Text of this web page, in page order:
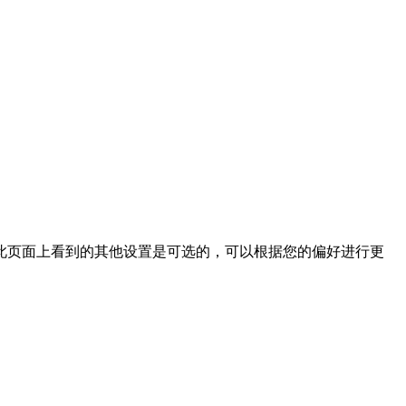
面上看到的其他设置是可选的，可以根据您的偏好进行更